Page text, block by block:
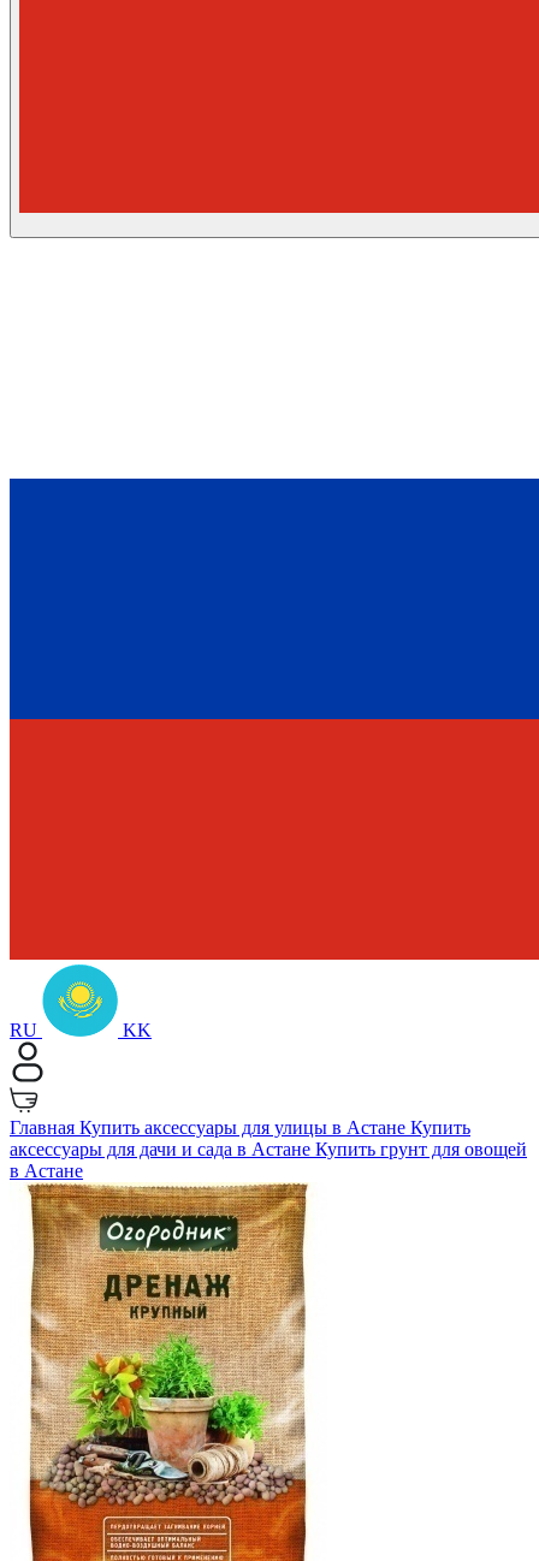
RU KK
Главная Купить аксессуары для улицы в Астане Купить
аксессуары для дачи и сада в Астане Купить грунт для овощей
в Астане